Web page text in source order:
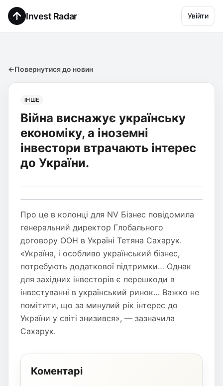
Invest Radar Увійти
←Повернутися до новин
ІНШЕ
Війна виснажує українську
економіку, а іноземні
інвестори втрачають інтерес
до України.
Про це в колонці для NV Бізнес повідомила
генеральний директор Глобального
договору ООН в Україні Тетяна Сахарук.
«Україна, і особливо український бізнес,
потребують додаткової підтримки… Однак
для західних інвесторів є перешкоди в
інвестуванні в український ринок… Важко не
помітити, що за минулий рік інтерес до
України у світі знизився», — зазначила
Сахарук.
Коментарі